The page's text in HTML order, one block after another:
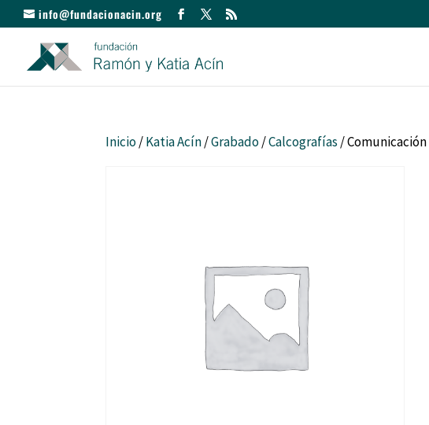
info@fundacionacin.org
Inicio/Katia Acín/Grabado/Calcografías / Comunicación